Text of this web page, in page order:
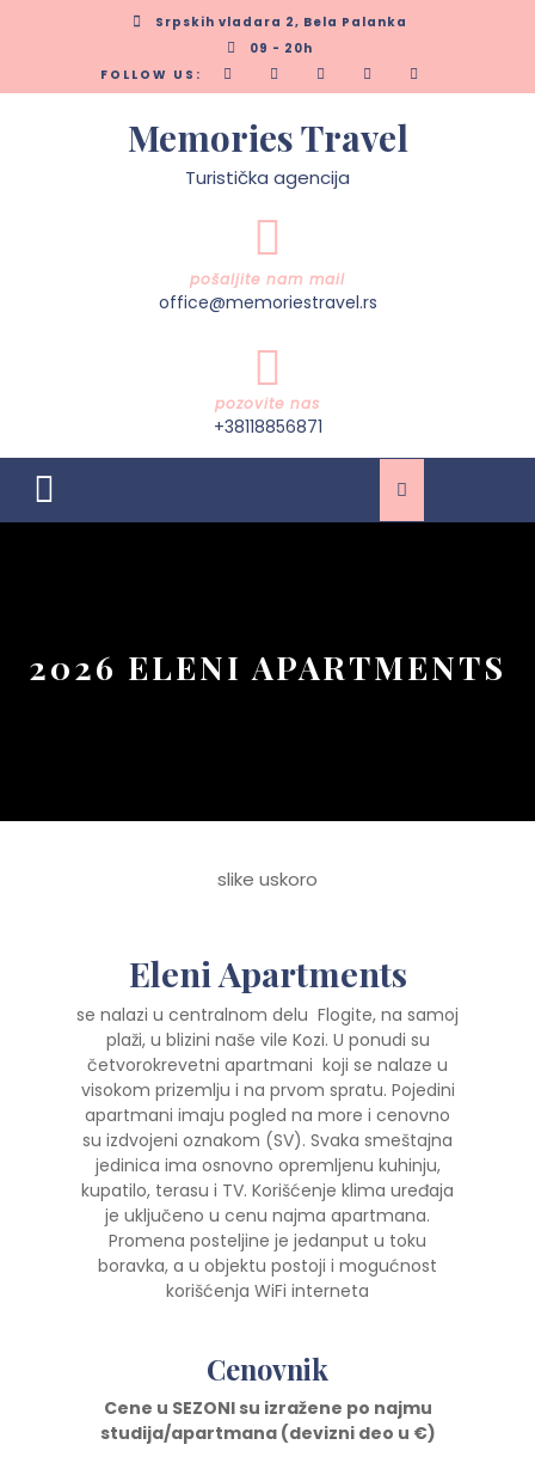
Srpskih vladara 2, Bela Palanka
09 - 20h
FOLLOW US:
Memories Travel
Turistička agencija
pošaljite nam mail
office@memoriestravel.rs
pozovite nas
+38118856871
Open
2026 ELENI APARTMENTS
slike uskoro
Eleni Apartments
se nalazi u centralnom delu Flogite, na samoj
plaži, u blizini naše vile Kozi. U ponudi su
četvorokrevetni apartmani koji se nalaze u
visokom prizemlju i na prvom spratu. Pojedini
apartmani imaju pogled na more i cenovno
su izdvojeni oznakom (SV). Svaka smeštajna
jedinica ima osnovno opremljenu kuhinju,
kupatilo, terasu i TV. Korišćenje klima uređaja
je uključeno u cenu najma apartmana.
Promena posteljine je jedanput u toku
boravka, a u objektu postoji i mogućnost
korišćenja WiFi interneta
Cenovnik
Cene u SEZONI su izražene po najmu
studija/apartmana (devizni deo u €)